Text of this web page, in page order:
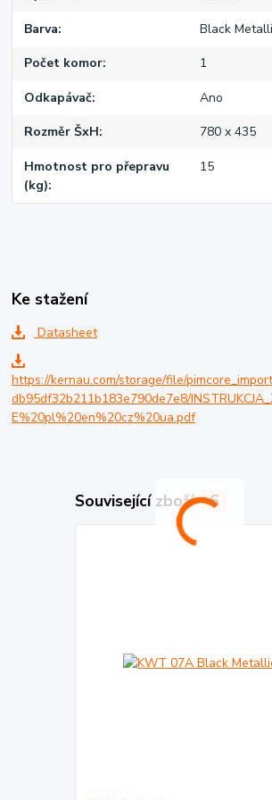
Barva Black
Počet komor 1
Odkapávač Ano
Rozměr ŠxH 780 x 435
Hmotnost pro přepravu
(kg)
15
Ke stažení
Datasheet
https://kernau.com/storage/file/
db95df32b211b183e790de7e8/
E%20pl%20en%20cz%20ua.pdf
Související zboží 6